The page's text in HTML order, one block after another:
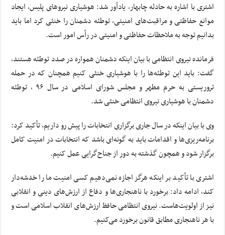
اشتری با اشاره به حادثه چابهار، یادآور شد: هوشیاری نیروهای پلیس، ایجاد
موانع حفاظتی و مراقبت‌های امنیتی، توطئه دشمنان را خنثی کرد اما باید
بدانیم توجه به ملاحظات حفاظتی و امنیتی در رأس امور است.
فرمانده نیروی انتظامی با بیان اینکه دشمنان همواره در صدد توطئه‌ هستند،
گفت: باید این توطئه‌ها را با هوشیاری خنثی کنیم همچنان که در حمله
تروریستی به حرم مطهر و مجلس شورای اسلامی در سال ۹۶ ، توطئه
دشمنان با هوشیاری نیروی انتظامی خنثی شد.
وی با بیان اینکه در سال جاری برگزاری انتخابات را پیش رو داریم، تأکید کرد:
برنامه‌ریزی‌ها و اقدامات باید به گونه‌ای باشد که انتخابات در امنیت کامل
برگزار شود و همچون گذشته به دور از جناح‌گرایی عمل کنیم.
اشتری با تأکید بر اینکه هرگز اجازه نمی‌دهیم کسی امنیت ما را خدشه‌دار
کند، ادامه داد: برخورد با ناهنجاری‌ها و دفاع از ارزش‌های دینی و انقلابی
نیز از اولویت‌هاست. نیروی انتظامی حافظ ارزش‌های انقلاب اسلامی است و
با هر ناهنجاری مطابق قانون برخورد می‌کنیم.